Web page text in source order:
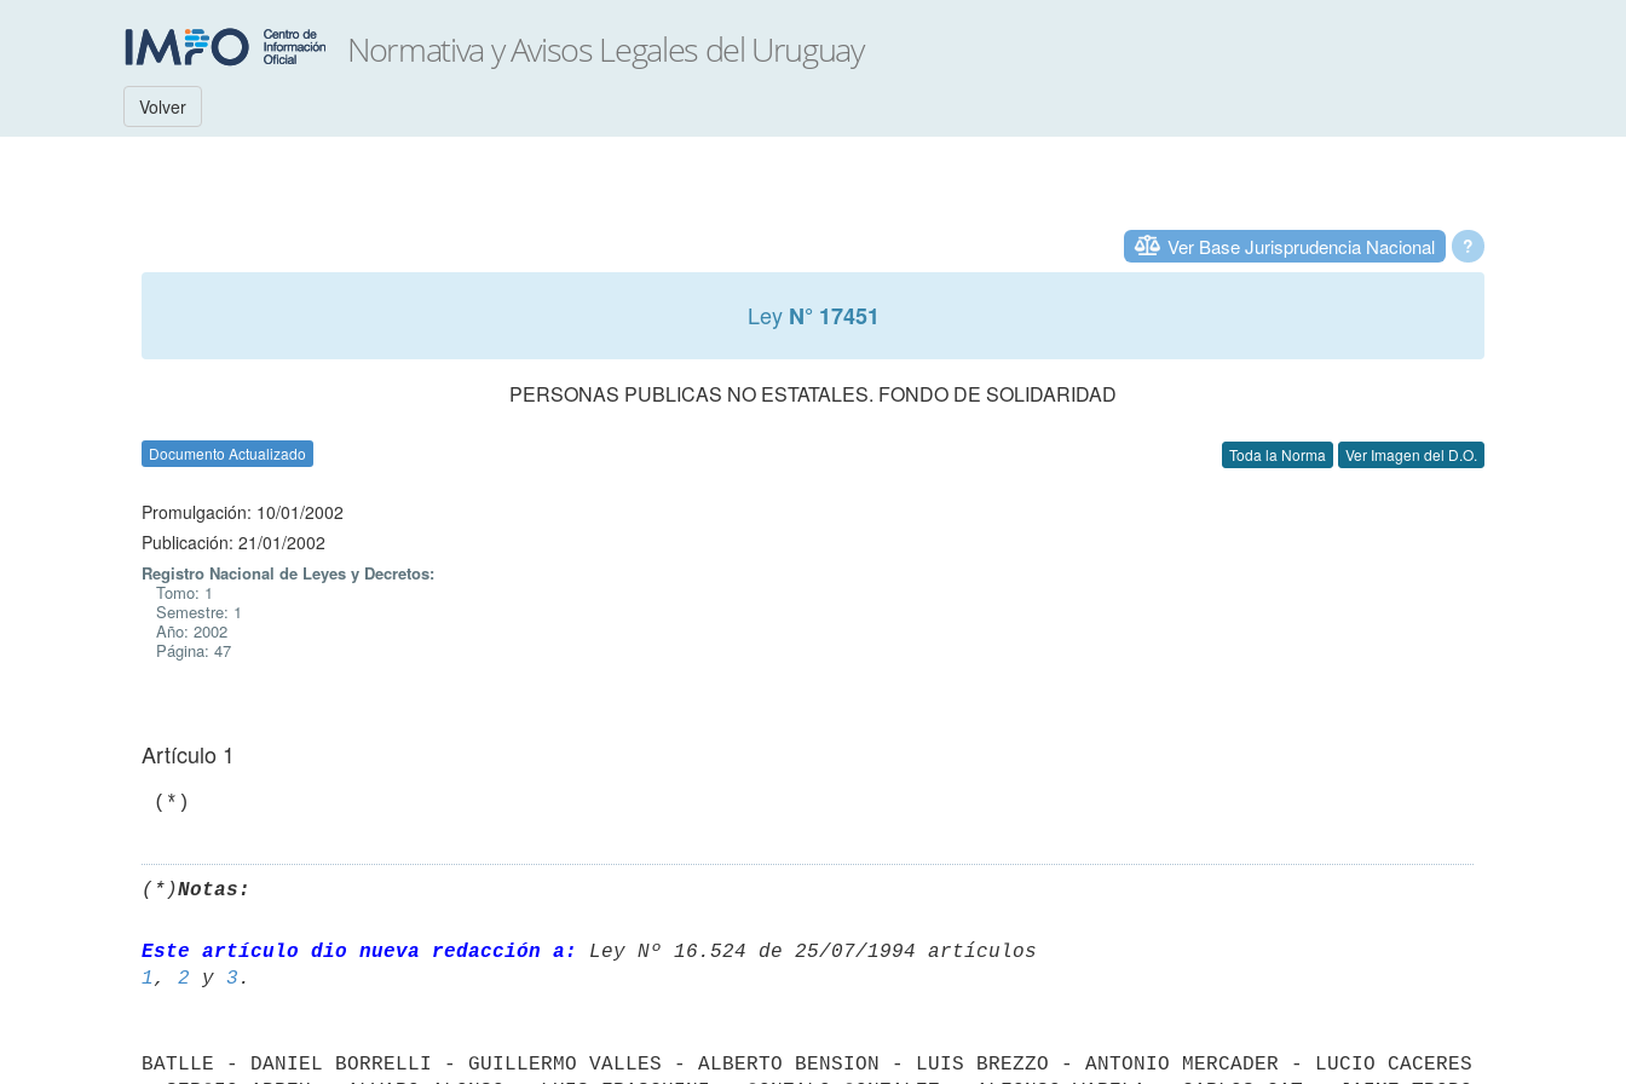
Volver
?
Ver Base Jurisprudencia Nacional
Ley N° 17451
PERSONAS PUBLICAS NO ESTATALES. FONDO DE SOLIDARIDAD
Documento Actualizado Toda la Norma Ver Imagen del D.O.
Promulgación: 10/01/2002
Publicación: 21/01/2002
Registro Nacional de Leyes y Decretos:
Tomo: 1
Semestre: 1
Año: 2002
Página: 47
Artículo 1
(*)Notas:
Este artículo dio nueva redacción a:
1 , 2 y 3
BATLLE - DANIEL BORRELLI - GUILLERMO VALLES - ALBERTO BENSION - LUIS BREZZO - ANTONIO MERCADER - LUCIO CACERES